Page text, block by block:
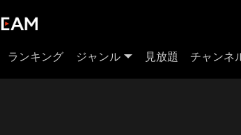
ランキング ジャンル 見放題 チャンネ